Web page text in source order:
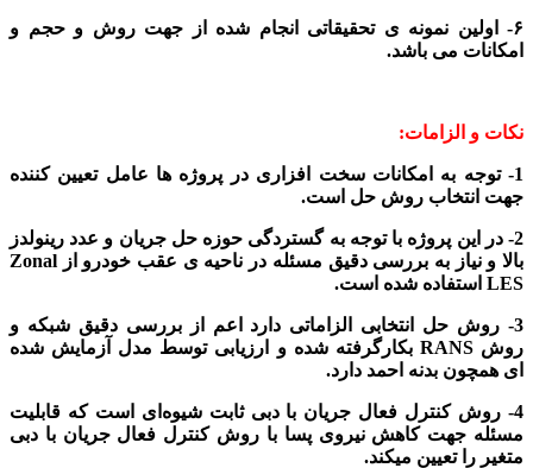
۶- اولین نمونه ی تحقیقاتی انجام شده از جهت روش و حجم و
امکانات می باشد.
نکات و الزامات:
1- توجه به امکانات سخت افزاری در پروژه ها عامل تعیین کننده
جهت انتخاب روش حل است.
2- در این پروژه با توجه به گستردگی حوزه حل جریان و عدد رینولدز
بالا و نیاز به بررسی دقیق مسئله در ناحیه ی عقب خودرو از Zonal
LES استفاده شده است.
3- روش حل انتخابی الزاماتی دارد اعم از بررسی دقیق شبکه و
روش RANS بکارگرفته شده و ارزیابی توسط مدل آزمایش شده
ای همچون بدنه احمد دارد.
4- روش کنترل فعال جریان با دبی ثابت شیوه‌ای است که قابلیت
مسئله جهت کاهش نیروی پسا با روش کنترل فعال جریان با دبی
متغیر را تعیین میکند.